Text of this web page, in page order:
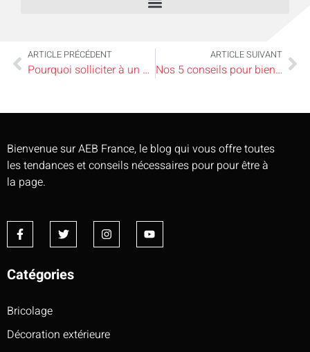
ARTICLE PRÉCÉDENT
Pourquoi solliciter à un débarras appartement?
ARTICLE SUIVANT
Nos 5 conseils pour bien choisir la déco de votre collectivité
Bienvenue sur AEB France, le blog qui vous offre toutes
les tendances et conseils nécessaires pour pour être à
la page.
Catégories
Bricolage
Décoration extérieure